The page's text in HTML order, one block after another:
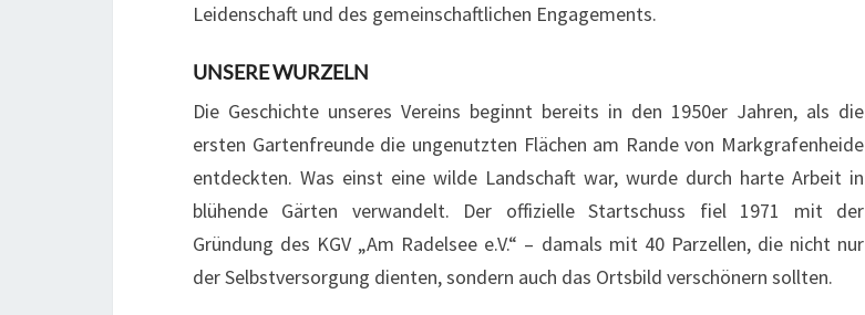
Leidenschaft und des gemeinschaftlichen Engagements.
UNSERE WURZELN
Die Geschichte unseres Vereins beginnt bereits in den 1950er Jahren, als die
ersten Gartenfreunde die ungenutzten Flächen am Rande von Markgrafenheide
entdeckten. Was einst eine wilde Landschaft war, wurde durch harte Arbeit in
blühende Gärten verwandelt. Der offizielle Startschuss fiel 1971 mit der
Gründung des KGV „Am Radelsee e.V.“ – damals mit 40 Parzellen, die nicht nur
der Selbstversorgung dienten, sondern auch das Ortsbild verschönern sollten.